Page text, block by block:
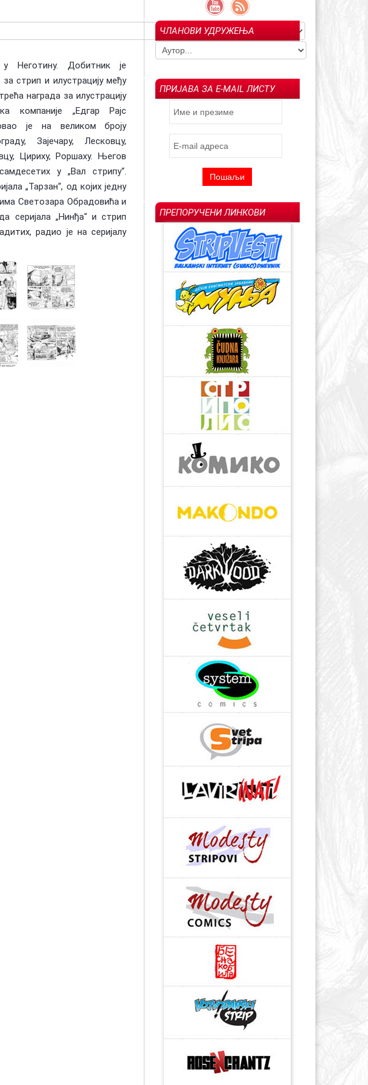
—
У сећање: Богољуб Арсенијевић –
Ин мемориам: Драгољуб "Драган" М.
Неготину. Добитник је
стрип и илустрацију међу
награда за илустрацију
компаније „Едгар Рајс
је на великом броју
Зајечару, Лесковцу,
Цириху, Роршаху. Његов
у „Вал стрипу“.
„Тарзан“, од којих једну
Светозара Обрадовића и
серијала „Нинђа“ и стрип
радио је на серијалу
ЧЛАНОВИ УДРУЖЕЊА
ПРИЈАВА ЗА E-MAIL ЛИСТУ
ПРЕПОРУЧЕНИ ЛИНКОВИ